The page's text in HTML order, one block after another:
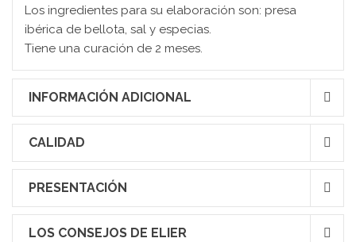
Los ingredientes para su elaboración son: presa
ibérica de bellota, sal y especias.
Tiene una curación de 2 meses.
INFORMACIÓN ADICIONAL
CALIDAD
PRESENTACIÓN
LOS CONSEJOS DE ELIER